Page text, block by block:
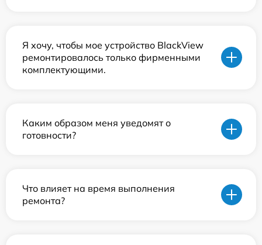
Я хочу, чтобы мое устройство BlackView
ремонтировалось только фирменными
комплектующими.
Каким образом меня уведомят о
готовности?
Что влияет на время выполнения
ремонта?